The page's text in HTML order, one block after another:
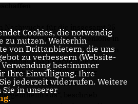
für die insgesamt 25
Tauberfranken-Hohenlohe in
Gesundheitsfachschulen an den
Bad Mergentheim,
und Hohenloher
der Fachschule für
aus“, beschrieb
Cookies, die notwendig
zu nutzen. Weiterhin
von Drittanbietern, die uns
zu verbessern (Website-
bestimmter
Ihre Einwilligung. Ihre
jederzeit widerrufen. Weitere
in unserer
.